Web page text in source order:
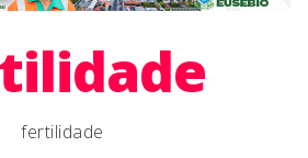
fertilidade